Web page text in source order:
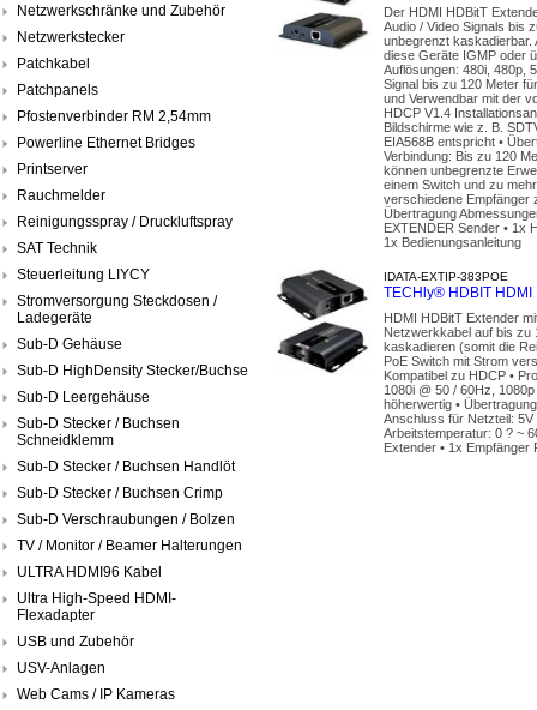
Netzwerkschränke und Zubehör
Netzwerkstecker
Patchkabel
Patchpanels
Pfostenverbinder RM 2,54mm
Powerline Ethernet Bridges
Printserver
Rauchmelder
Reinigungsspray / Druckluftspray
SAT Technik
Steuerleitung LIYCY
Stromversorgung Steckdosen /
Ladegeräte
Sub-D Gehäuse
Sub-D HighDensity Stecker/Buchse
Sub-D Leergehäuse
Sub-D Stecker / Buchsen
Schneidklemm
Sub-D Stecker / Buchsen Handlöt
Sub-D Stecker / Buchsen Crimp
Sub-D Verschraubungen / Bolzen
TV / Monitor / Beamer Halterungen
ULTRA HDMI96 Kabel
Ultra High-Speed HDMI-
Flexadapter
USB und Zubehör
USV-Anlagen
Web Cams / IP Kameras
Der HDMI HDBitT
Audio / Video Signals bis
unbegrenzt kaskadierbar.
diese Geräte IGMP oder
Auflösungen: 480i, 480p,
Signal bis zu 120 Meter
und Verwendbar mit der
HDCP V1.4
Bildschirme wie z. B.
EIA568B entspricht •
Verbindung: Bis zu 120
können unbegrenzte
einem Switch und zu
verschiedene Empfänger
Übertragung
EXTENDER Sender • 1x
1x Bedienungsanleitung
IDATA-EXTIP-383POE
TECHly® HDBIT HDMI
HDMI HDBitT Extender
Netzwerkkabel auf bis zu
kaskadieren (somit die
PoE Switch mit Strom
Kompatibel zu HDCP •
1080i @ 50 / 60Hz,
höherwertig •
Anschluss für Netzteil: 5V
Arbeitstemperatur: 0 ? ~
Extender • 1x Empfänger